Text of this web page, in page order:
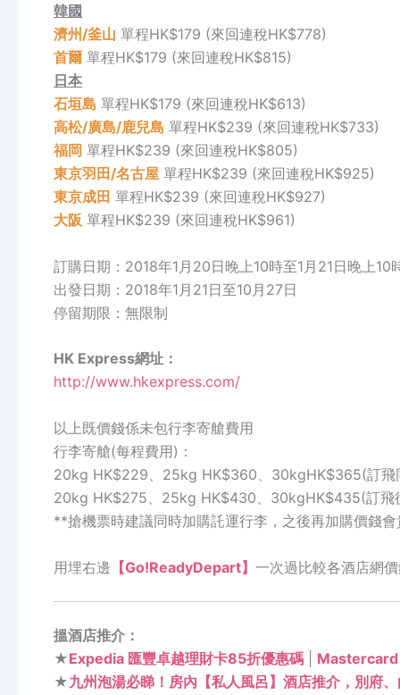
韓國
濟州/釜山 單程HK$179 (來回連稅HK$778)
首爾 單程HK$179 (來回連稅HK$815)
日本
石垣島 單程HK$179 (來回連稅HK$613)
高松/廣島/鹿兒島 單程HK$239 (來回連稅HK$733)
福岡 單程HK$239 (來回連稅HK$805)
東京羽田/名古屋 單程HK$239 (來回連稅HK$925)
東京成田 單程HK$239 (來回連稅HK$927)
大阪 單程HK$239 (來回連稅HK$961)
訂購日期：2018年1月20日晚上10時至1月21日晚上10
出發日期：2018年1月21日至10月27日
停留期限：無限制
HK Express網址：
http://www.hkexpress.com/
以上既價錢係未包行李寄艙費用
行李寄艙(每程費用)：
20kg HK$229、25kg HK$360、30kgHK$365(訂飛
20kg HK$275、25kg HK$430、30kgHK$435(訂飛
**搶機票時建議同時加購託運行李，之後再加購價錢會
用埋右邊 【Go!ReadyDepart】 一次過比較各酒店網
搵酒店推介：
★Expedia 匯豐卓越理財卡85折優惠碼
Mastercard
★九州泡湯必睇！房內【私人風呂】酒店推介，別府